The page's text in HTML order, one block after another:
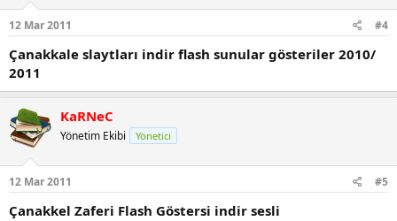
12 Mar 2011 #4
Çanakkale slaytları indir flash sunular gösteriler 2010/
2011
KaRNeC
Yönetim Ekibi Yönetici
12 Mar 2011 #5
Çanakkel Zaferi Flash Göstersi indir sesli